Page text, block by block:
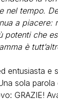
nel tempo.
a piacere:
potenti che
è
entusiasta e
sola parola
GRAZIE!